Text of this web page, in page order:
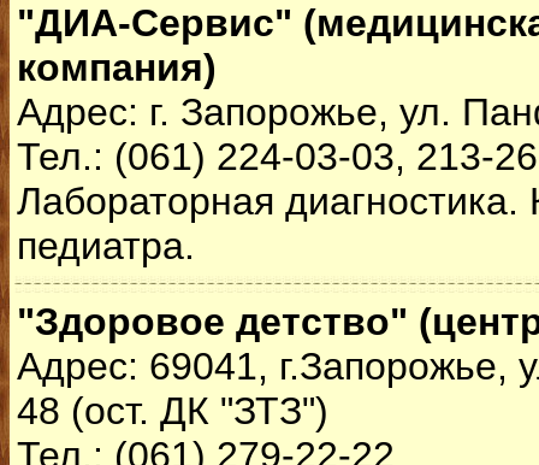
"ДИА-Сервис"
компания)
Адрес: г. Запорожье, ул.
Тел.: (061) 224-03-03, 213-
Лабораторная диагностика.
педиатра.
"Здоровое детство"
Адрес: 69041, г.Запорожье,
48 (ост. ДК "ЗТЗ")
Тел.: (061) 279-22-22